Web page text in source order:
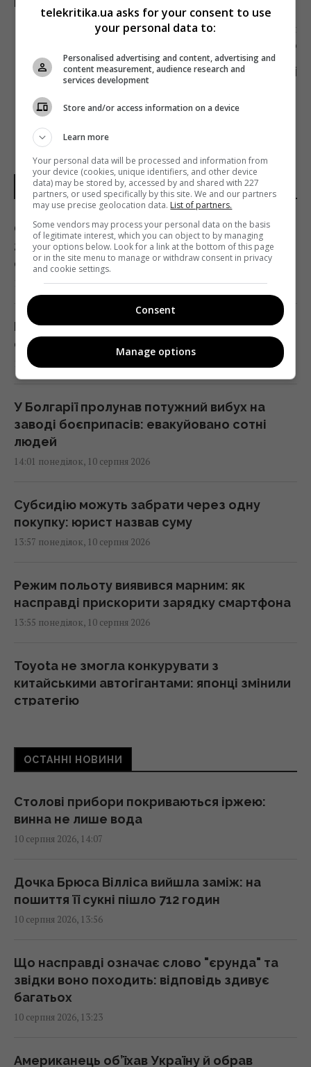
Наступна стаття
ПРОДЮСЕРИ ОБУРЕНІ ЗАКОНОПРОЕКТОМ ПРО
ЗАБОРОНУ ВИСТУПІВ УКРАЇНСЬКИХ АРТИСТІВ
НОВИНИ УКРАЇНИ І СВІТУ
Скільки коштуватиме ремонт квартири у
2026 році: власники житла розповіли про
основні витрати
14:18 понеділок, 10 серпня 2026
Росія заблокувала Чорне море: Луценко
сказав, як повинна відповісти Україна
14:12 понеділок, 10 серпня 2026
У Болгарії пролунав потужний вибух на
заводі боєприпасів: евакуйовано сотні
людей
14:01 понеділок, 10 серпня 2026
Субсидію можуть забрати через одну
покупку: юрист назвав суму
13:57 понеділок, 10 серпня 2026
Режим польоту виявився марним: як
насправді прискорити зарядку смартфона
13:55 понеділок, 10 серпня 2026
Toyota не змогла конкурувати з
китайськими автогігантами: японці змінили
стратегію
Книгу повернули до бібліотеки через 150
астрономічною
13:49 понеділок, 10 серпня 2026
фронті: в ISW розкрили, наскільки це
можливо
13:34 понеділок, 10 серпня 2026
Складаю листя вишні в пакет і в морозилку:
взимку воно допомагає краще, ніж мед і
лимон
13:30 понеділок, 10 серпня 2026
USB-C у смартфоні вміє більше, ніж просто
ОСТАННІ НОВИНИ
Столові прибори покриваються іржею:
винна не лише вода
10 серпня 2026, 14:07
Дочка Брюса Вілліса вийшла заміж: на
пошиття її сукні пішло 712 годин
10 серпня 2026, 13:56
Що насправді означає слово "єрунда" та
звідки воно походить: відповідь здивує
багатьох
10 серпня 2026, 13:23
Американець об’їхав Україну й обрав
telekritika.ua asks for your consent to use
your personal data to:
Personalised advertising and content, advertising and
content measurement, audience research and
services development
Store and/or access information on a device
Learn more
Your personal data will be processed and information from
your device (cookies, unique identifiers, and other device
data) may be stored by, accessed by and shared with 227
partners, or used specifically by this site. We and our partners
may use precise geolocation data. List of partners.
Some vendors may process your personal data on the basis
of legitimate interest, which you can object to by managing
your options below. Look for a link at the bottom of this page
or in the site menu to manage or withdraw consent in privacy
and cookie settings.
Consent
Manage options